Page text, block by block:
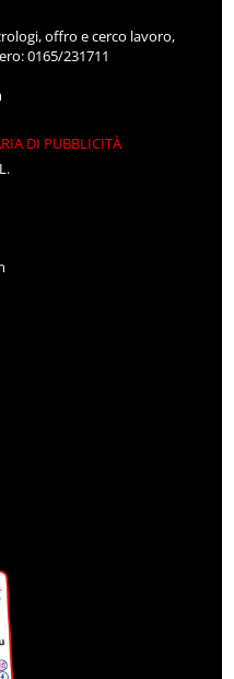
offro e cerco lavoro,
0165/231711
DI PUBBLICITÀ